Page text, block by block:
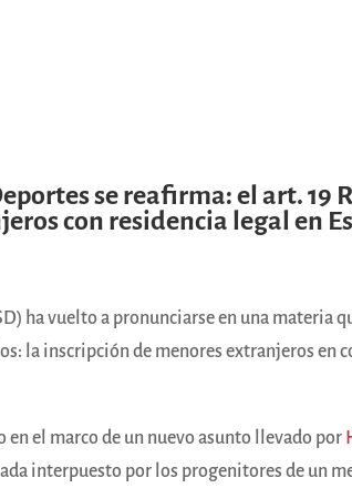
se reafirma: el art. 19
con residencia legal en
ha vuelto a pronunciarse en una materia
la inscripción de menores extranjeros en
en el marco de un nuevo asunto llevado por
interpuesto por los progenitores de un